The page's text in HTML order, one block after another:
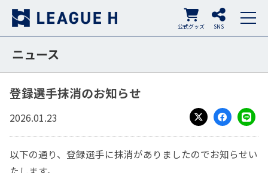
SNS
公式グッズ
ニュース
登録選手抹消のお知らせ
2026.01.23
X
Facebook
LINE
以下の通り、登録選手に抹消がありましたのでお知らせい